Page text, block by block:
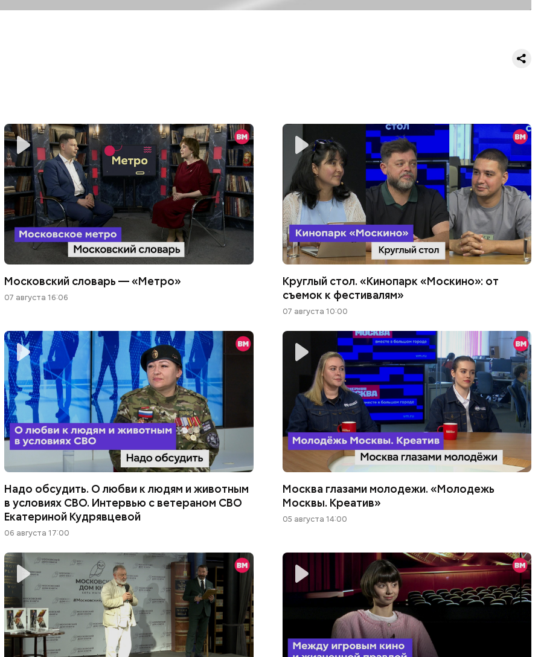
Московский словарь — «Метро»
07 августа 16:06
Круглый стол. «Кинопарк «Москино»: от
съемок к фестивалям»
07 августа 10:00
Надо обсудить. О любви к людям и животным
в условиях СВО. Интервью с ветераном СВО
Екатериной Кудрявцевой
06 августа 17:00
Москва глазами молодежи. «Молодежь
Москвы. Креатив»
05 августа 14:00